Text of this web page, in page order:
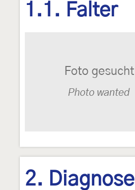
1.1. Falter
2. Diagnose